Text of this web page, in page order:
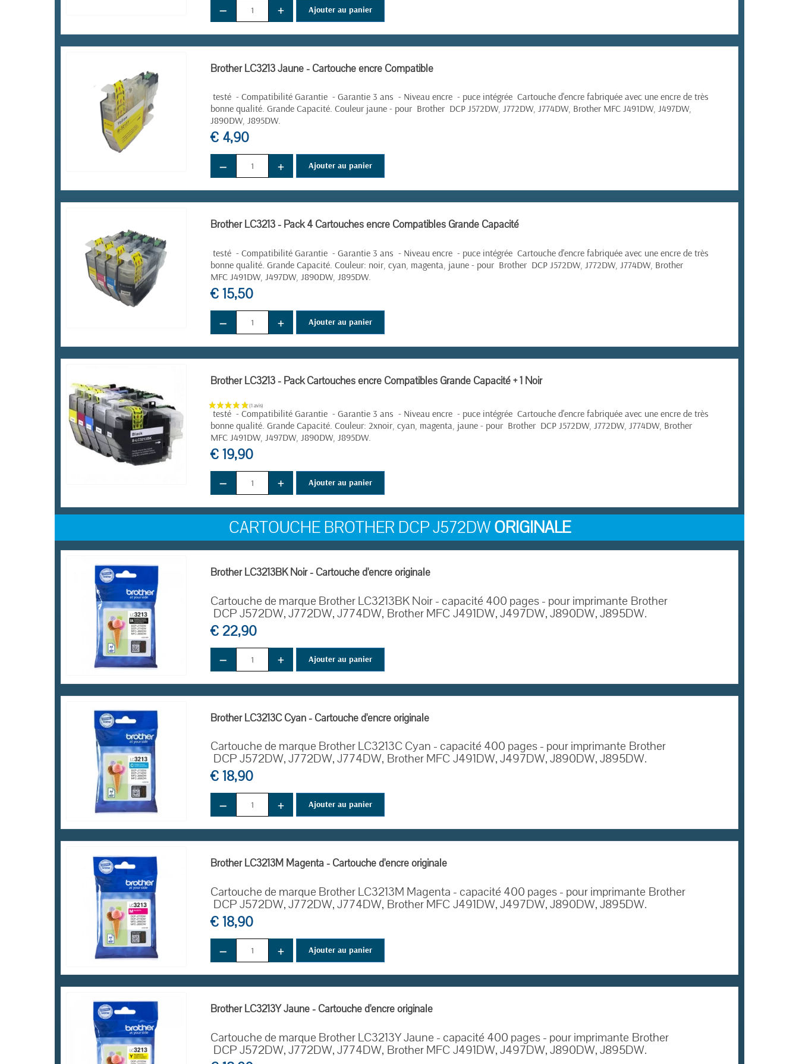
− + Ajouter au panier
Brother LC3213 Jaune - Cartouche encre Compatible
testé - Compatibilité Garantie - Garantie 3 ans - Niveau encre - puce intégrée Cartouche d'encre fabriquée avec une encre de très
bonne qualité. Grande Capacité. Couleur jaune - pour Brother DCPJ572DW, J772DW, J774DW, Brother MFCJ491DW, J497DW,
J890DW, J895DW.
€ 4,90
− + Ajouter au panier
Brother LC3213 - Pack 4 Cartouches encre Compatibles Grande Capacité
testé - Compatibilité Garantie - Garantie 3 ans - Niveau encre - puce intégrée Cartouche d'encre fabriquée avec une encre de très
bonne qualité. Grande Capacité. Couleur: noir, cyan, magenta, jaune - pour Brother DCPJ572DW, J772DW, J774DW, Brother
MFCJ491DW, J497DW, J890DW, J895DW.
€ 15,50
− + Ajouter au panier
Brother LC3213 - Pack Cartouches encre Compatibles Grande Capacité + 1 Noir
testé - Compatibilité Garantie - Garantie 3 ans - Niveau encre - puce intégrée Cartouche d'encre fabriquée avec une encre de très
bonne qualité. Grande Capacité. Couleur: 2xnoir, cyan, magenta, jaune - pour Brother DCPJ572DW, J772DW, J774DW, Brother
MFCJ491DW, J497DW, J890DW, J895DW.
€ 19,90
− + Ajouter au panier
CARTOUCHE BROTHER DCP J572DWORIGINALE
EN STOCK
Brother LC3213BK Noir - Cartouche d'encre originale
Cartouche de marque Brother LC3213BK Noir - capacité 400 pages - pour imprimante Brother
DCPJ572DW, J772DW, J774DW, Brother MFCJ491DW, J497DW, J890DW, J895DW.
€ 22,90
− + Ajouter au panier
EN STOCK
Brother LC3213C Cyan - Cartouche d'encre originale
Cartouche de marque Brother LC3213C Cyan - capacité 400 pages - pour imprimante Brother
DCPJ572DW, J772DW, J774DW, Brother MFCJ491DW, J497DW, J890DW, J895DW.
€ 18,90
− + Ajouter au panier
EN STOCK
Brother LC3213M Magenta - Cartouche d'encre originale
Cartouche de marque Brother LC3213M Magenta - capacité 400 pages - pour imprimante Brother
DCPJ572DW, J772DW, J774DW, Brother MFCJ491DW, J497DW, J890DW, J895DW.
€ 18,90
− + Ajouter au panier
Brother LC3213Y Jaune - Cartouche d'encre originale
Cartouche de marque Brother LC3213Y Jaune - capacité 400 pages - pour imprimante Brother
DCPJ572DW, J772DW, J774DW, Brother MFCJ491DW, J497DW, J890DW, J895DW.